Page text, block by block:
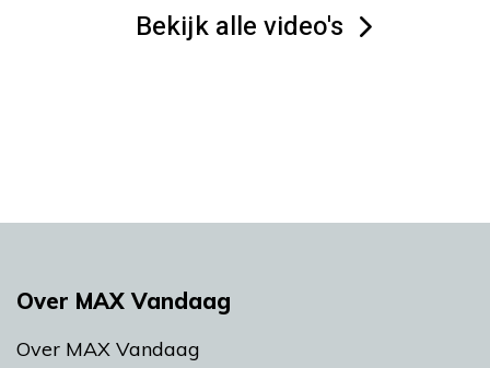
Bekijk alle video's
Over MAX Vandaag
Over MAX Vandaag